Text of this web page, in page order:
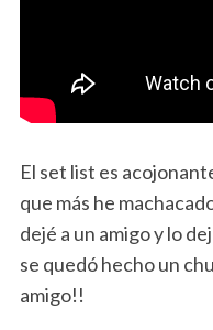
El set list es
que más he
dejé a un amigo y lo
se quedó hecho un
amigo!!